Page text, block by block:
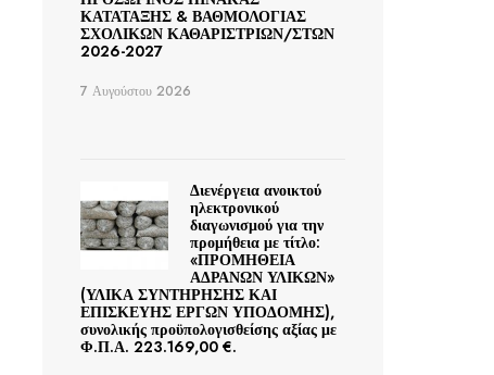
ΚΑΤΑΤΑΞΗΣ & ΒΑΘΜΟΛΟΓΙΑΣ
ΣΧΟΛΙΚΩΝ ΚΑΘΑΡΙΣΤΡΙΩΝ/ΣΤΩΝ
2026-2027
7 Αυγούστου 2026
Διενέργεια ανοικτού
ηλεκτρονικού
διαγωνισμού για την
προμήθεια με τίτλο:
«ΠΡΟΜΗΘΕΙΑ
ΑΔΡΑΝΩΝ ΥΛΙΚΩΝ»
(ΥΛΙΚΑ ΣΥΝΤΗΡΗΣΗΣ ΚΑΙ
ΕΠΙΣΚΕΥΗΣ ΕΡΓΩΝ ΥΠΟΔΟΜΗΣ),
συνολικής προϋπολογισθείσης αξίας με
Φ.Π.Α. 223.169,00 €.